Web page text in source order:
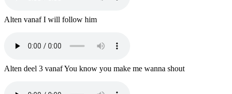
Alten vanaf I will follow him
Alten deel 3 vanaf You know you make me wanna shout